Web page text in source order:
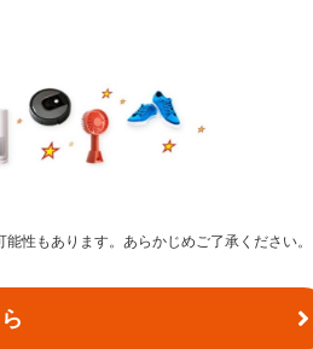
性もあります。あらかじめご了承ください。